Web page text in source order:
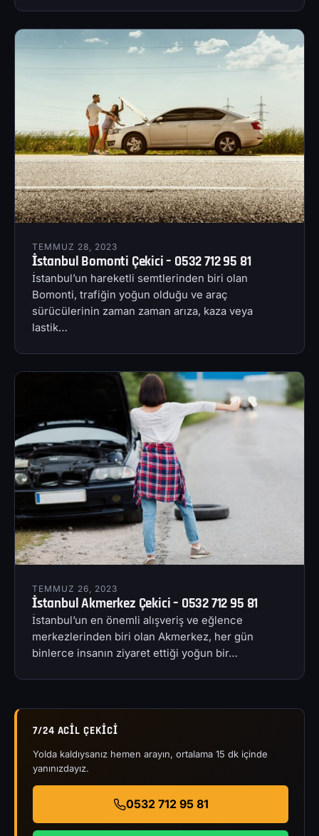
TEMMUZ 28, 2023
İstanbul Bomonti Çekici – 0532 712 95 81
İstanbul’un hareketli semtlerinden biri olan
Bomonti, trafiğin yoğun olduğu ve araç
sürücülerinin zaman zaman arıza, kaza veya
lastik…
TEMMUZ 26, 2023
İstanbul Akmerkez Çekici – 0532 712 95 81
İstanbul’un en önemli alışveriş ve eğlence
merkezlerinden biri olan Akmerkez, her gün
binlerce insanın ziyaret ettiği yoğun bir…
7/24 ACIL ÇEKICI
Yolda kaldıysanız hemen arayın, ortalama 15 dk içinde
yanınızdayız.
0532 712 95 81